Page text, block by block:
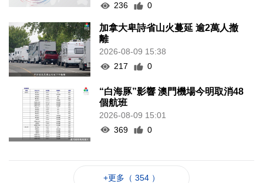
236
0
加拿大卑詩省山火蔓延 逾2萬人撤
離
2026-08-09 15:38
217
0
“白海豚”影響 澳門機場今明取消48
個航班
2026-08-09 15:01
369
0
+更多（ 354 ）